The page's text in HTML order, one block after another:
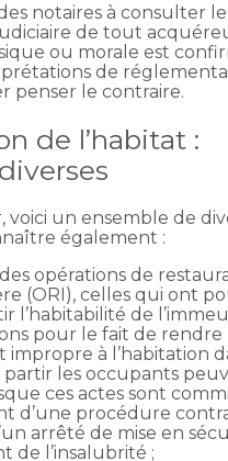
notaires à consulter
de tout
ou morale est
de
penser le contraire.
de l’habitat :
voici un ensemble de
également :
opérations de
(ORI), celles qui ont
l’habitabilité de
pour le fait de rendre
impropre à l’habitation
partir les occupants
ces actes sont
d’une procédure
arrêté de mise en
de l’insalubrité ;